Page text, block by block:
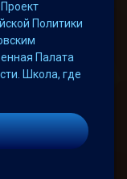
Политики
Палата
Школа, где
зоне с ЕС